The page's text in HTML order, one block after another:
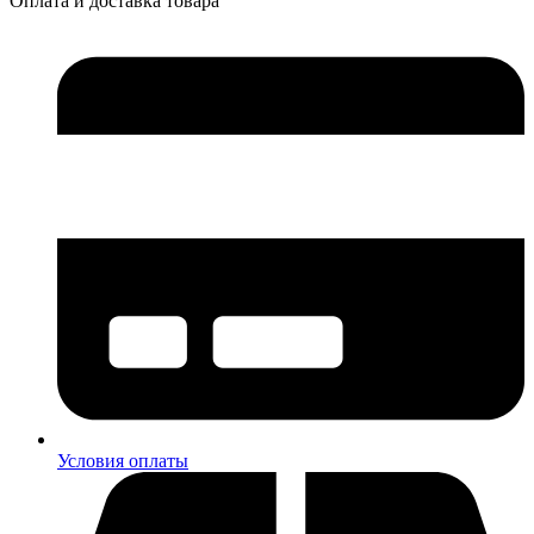
Условия оплаты